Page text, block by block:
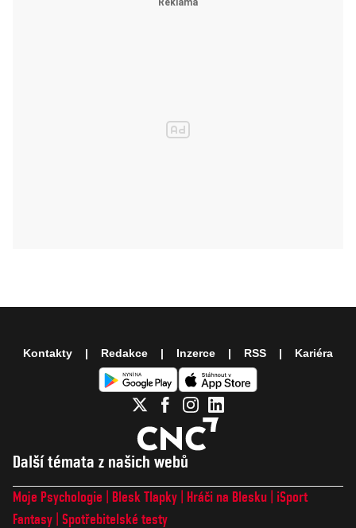
Další témata z našich webů
Moje Psychologie Blesk Tlapky Hráči na Blesku
iSport
Fantasy Spotřebitelské testy
Kontakty Redakce Inzerce RSS Kariéra